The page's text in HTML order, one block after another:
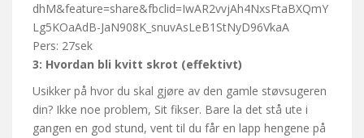
dhM&feature=share&fbclid=IwAR2vvjAh4NxsFtaBXQmY
Lg5KOaAdB-JaN908K_snuvAsLeB1StNyD96VkaA
Pers: 27sek
3: Hvordan bli kvitt skrot (effektivt)
Usikker på hvor du skal gjøre av den gamle støvsugeren
din? Ikke noe problem, Sit fikser. Bare la det stå ute i
gangen en god stund, vent til du får en lapp hengene på